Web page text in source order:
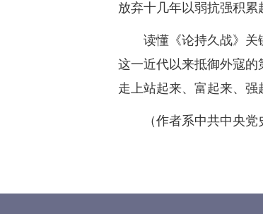
放弃十几年以弱抗强积累
读懂《论持久战》
这一近代以来抵御外寇
走上站起来、富起来、强
（作者系中共中央